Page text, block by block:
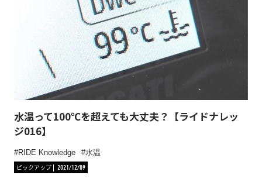
水温って100℃を超えても大丈夫？【ライドナレッ
ジ016】
RIDE Knowledge
水温
ピックアップ
2021/12/09